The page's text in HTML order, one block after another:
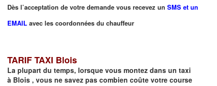
Dès l’acceptation de votre demande vous recevez un SMS et un
EMAIL avec les coordonnées du chauffeur
TARIF TAXI Blois
La plupart du temps, lorsque vous montez dans un taxi
à Blois , vous ne savez pas combien coûte votre course